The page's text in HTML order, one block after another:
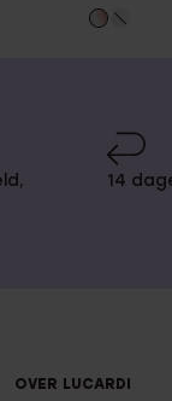
14
OVER LUCARDI